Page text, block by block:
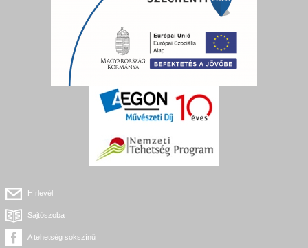
Hírlevél
Sajtószoba
A tehetség sokszínű